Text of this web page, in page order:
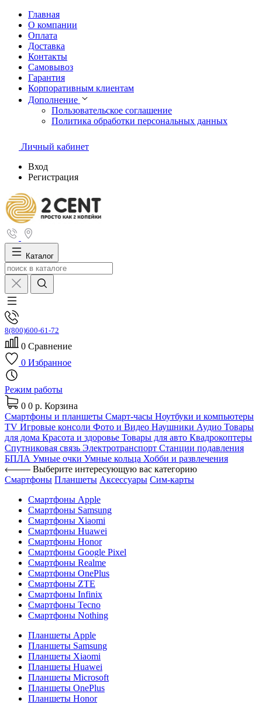
Главная
О компании
Оплата
Доставка
Контакты
Самовывоз
Гарантия
Корпоративным клиентам
Дополнение
Пользовательское соглашение
Политика обработки персональных данных
Личный кабинет
Вход
Регистрация
Каталог
8(800)600-61-72
0 Сравнение
0 Избранное
Режим работы
0 0 р. Корзина
Смартфоны и планшеты Смарт-часы Ноутбуки и компьютеры
TV Игровые консоли Фото и Видео Наушники Аудио Товары
для дома Красота и здоровье Товары для авто Квадрокоптеры
Спутниковая связь Электротранспорт Станции подавления
БПЛА Умные очки Умные кольца Хобби и развлечения
Выберите интересующую вас категорию
Смартфоны Планшеты Аксессуары Сим-карты
Смартфоны Apple
Смартфоны Samsung
Смартфоны Xiaomi
Смартфоны Huawei
Смартфоны Honor
Смартфоны Google Pixel
Смартфоны Realme
Смартфоны OnePlus
Смартфоны ZTE
Смартфоны Infinix
Смартфоны Tecno
Смартфоны Nothing
Планшеты Apple
Планшеты Samsung
Планшеты Xiaomi
Планшеты Huawei
Планшеты Microsoft
Планшеты OnePlus
Планшеты Honor